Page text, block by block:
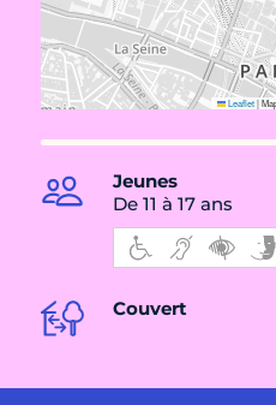
Leaflet|
Jeunes
De 11 à 17 ans
Couvert